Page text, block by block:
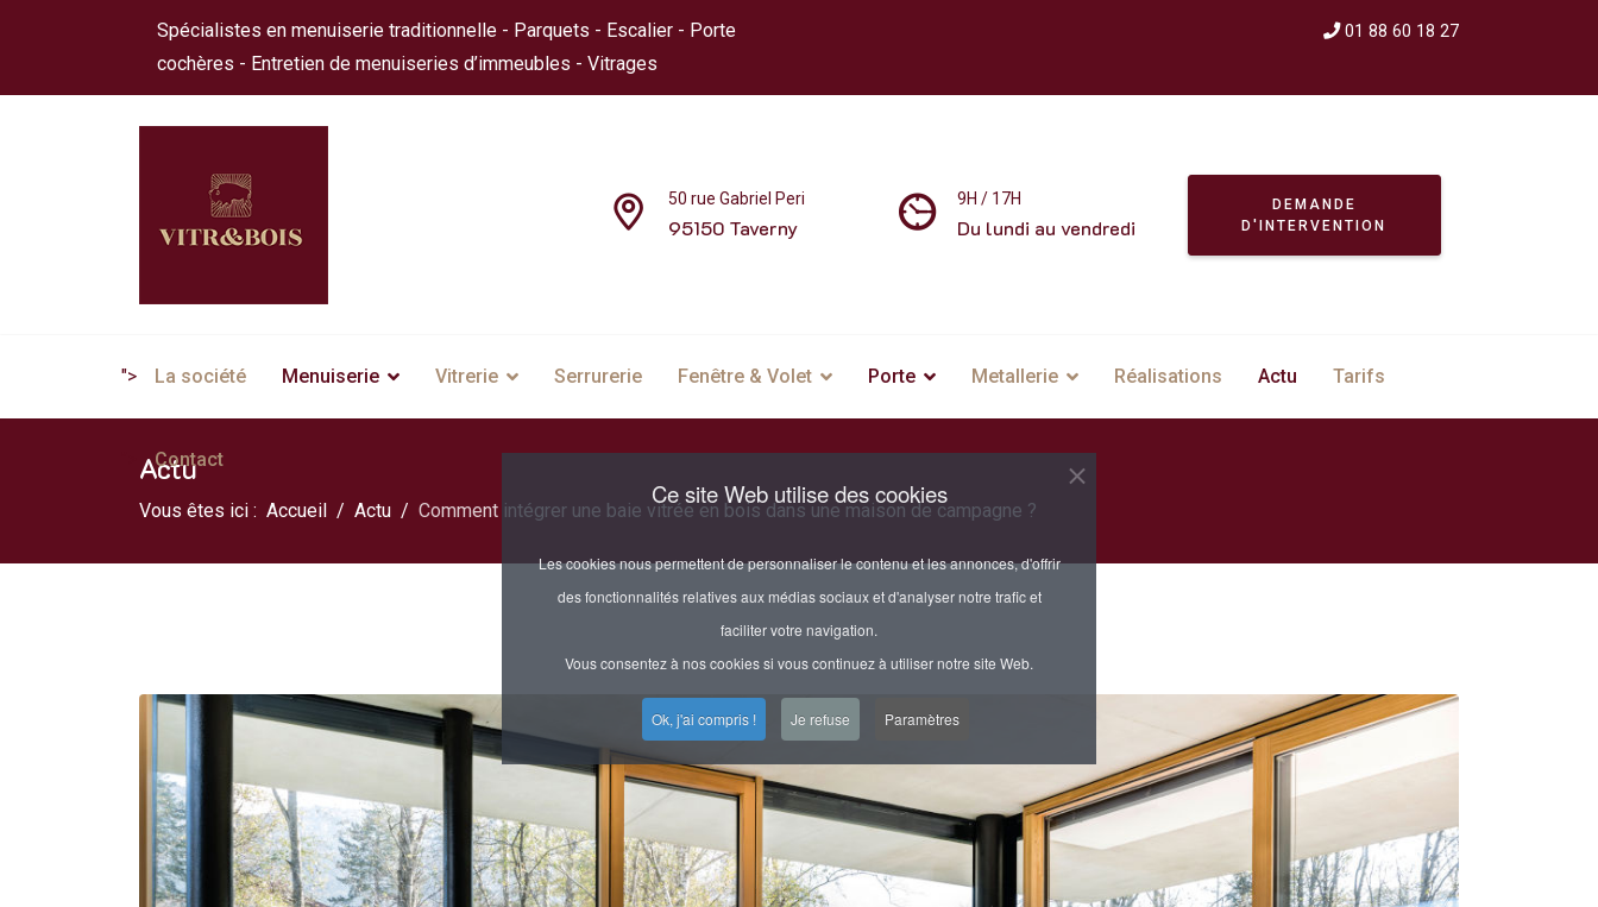
Spécialistes en menuiserie traditionnelle - Parquets - Escalier - Porte
cochères - Entretien de menuiseries d’immeubles - Vitrages
01 88 60 18 27
50 rue Gabriel Peri
95150 Taverny
9H / 17H
Du lundi au vendredi
DEMANDE
D'INTERVENTION
"> La société Menuiserie Vitrerie Serrurerie Fenêtre & Volet Porte Metallerie Réalisations Actu Tarifs
Contact
Actu
Vous êtes ici : Accueil Actu Comment intégrer une baie vitrée en bois dans une maison de campagne ?
Ce site Web utilise des cookies
Les cookies nous permettent de personnaliser le contenu et les annonces, d'offrir
des fonctionnalités relatives aux médias sociaux et d'analyser notre trafic et
faciliter votre navigation.
Vous consentez à nos cookies si vous continuez à utiliser notre site Web.
Ok, j'ai compris ! Je refuse Paramètres